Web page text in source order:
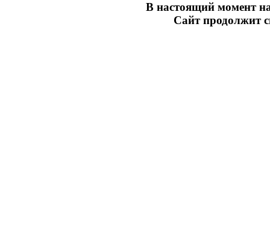
В настоящий момент на
Сайт продолжит